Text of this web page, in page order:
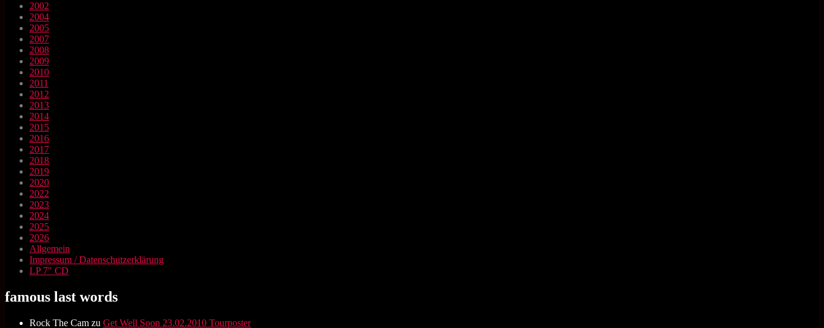
2002
2004
2005
2007
2008
2009
2010
2011
2012
2013
2014
2015
2016
2017
2018
2019
2020
2022
2023
2024
2025
2026
Allgemein
Impressum / Datenschutzerklärung
LP 7" CD
famous last words
Rock The Cam zu Get Well Soon 23.02.2010 Tourposter